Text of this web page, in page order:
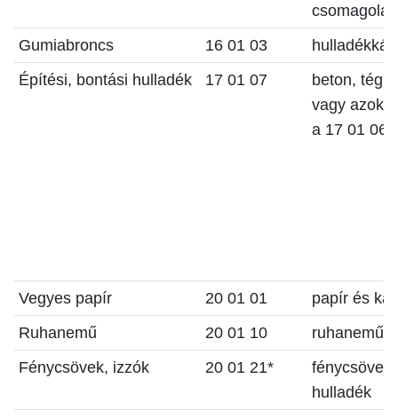
Gumiabroncs
16 01 03
hulladékká
Építési, bontási hulladék
17 01 07
beton,
vagy azok
a 17 01 06-
Vegyes papír 20 01 01
papír és
Ruhanemű
20 01 10
ruhanemű
Fénycsövek, izzók
20 01 21*
fénycsövek
hulladék